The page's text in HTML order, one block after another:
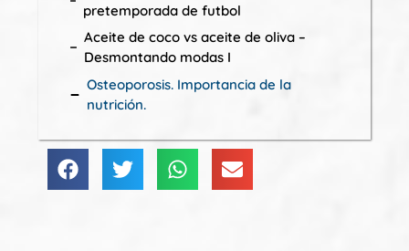
pretemporada de futbol
Aceite de coco vs aceite de oliva –
Desmontando modas I
Osteoporosis. Importancia de la
nutrición.